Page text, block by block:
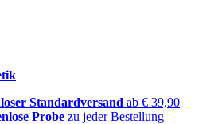
Standardversand ab € 39,90
Probe zu jeder Bestellung